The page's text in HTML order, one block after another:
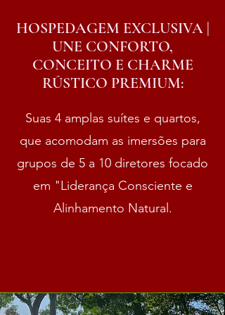
HOSPEDAGEM EXCLUSIVA |
UNE CONFORTO,
CONCEITO E CHARME
RÚSTICO PREMIUM:
Suas 4 amplas suítes e quartos,
que acomodam as imersões para
grupos de 5 a 10 diretores focado
em "Liderança Consciente e
Alinhamento Natural.